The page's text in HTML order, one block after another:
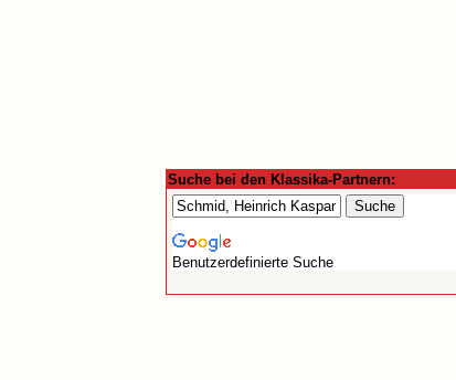
Suche bei den Klassika-Partnern:
Benutzerdefinierte Suche